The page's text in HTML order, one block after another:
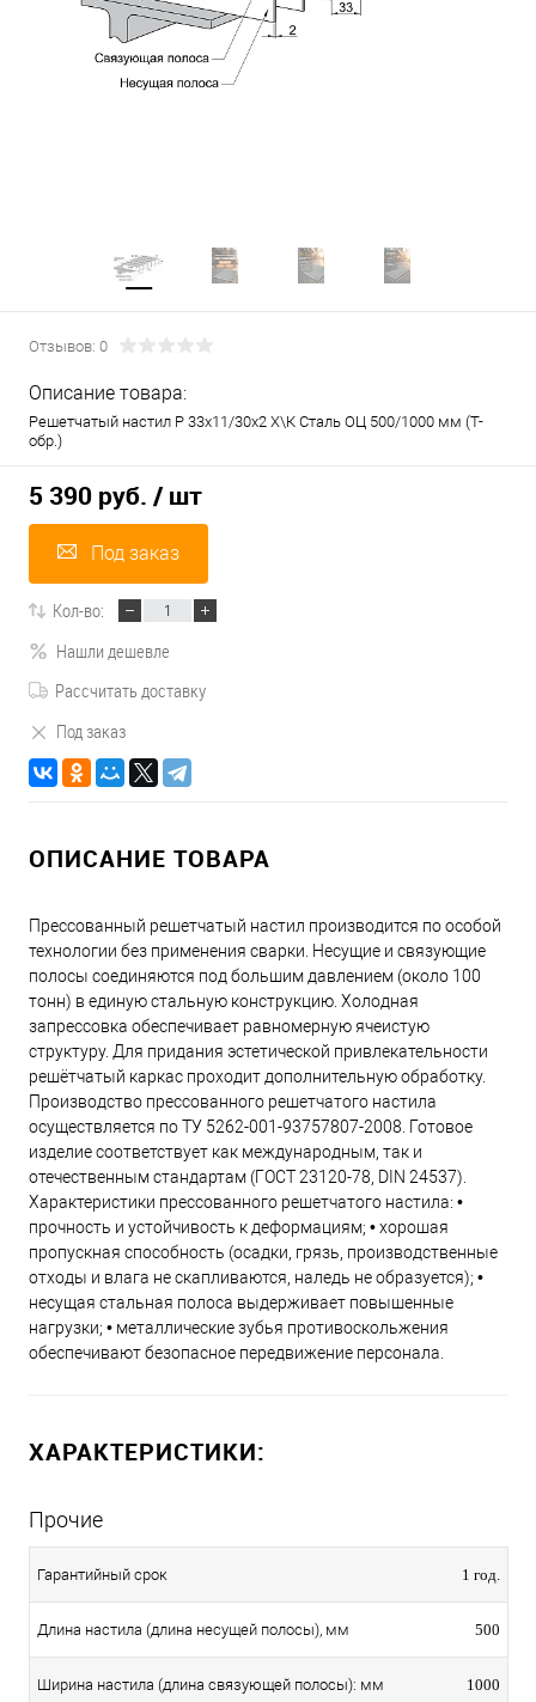
Отзывов: 0
Описание товара:
Решетчатый настил Р 33х11/30х2 Х\К Сталь ОЦ 500/1000 мм (Т-
обр.)
5 390 руб. / шт
Под заказ
Кол-во:
Нашли дешевле
Рассчитать доставку
Под заказ
ОПИСАНИЕ ТОВАРА
Прессованный решетчатый настил производится по особой
технологии без применения сварки. Несущие и связующие
полосы соединяются под большим давлением (около 100
тонн) в единую стальную конструкцию. Холодная
запрессовка обеспечивает равномерную ячеистую
структуру. Для придания эстетической привлекательности
решётчатый каркас проходит дополнительную обработку.
Производство прессованного решетчатого настила
осуществляется по ТУ 5262-001-93757807-2008. Готовое
изделие соответствует как международным, так и
отечественным стандартам (ГОСТ 23120-78, DIN 24537).
Характеристики прессованного решетчатого настила: •
прочность и устойчивость к деформациям; • хорошая
пропускная способность (осадки, грязь, производственные
отходы и влага не скапливаются, наледь не образуется); •
несущая стальная полоса выдерживает повышенные
нагрузки; • металлические зубья противоскольжения
обеспечивают безопасное передвижение персонала.
ХАРАКТЕРИСТИКИ:
Прочие
Гарантийный срок 1 год.
Длина настила (длина несущей полосы), мм 500
Ширина настила (длина связующей полосы): мм 1000